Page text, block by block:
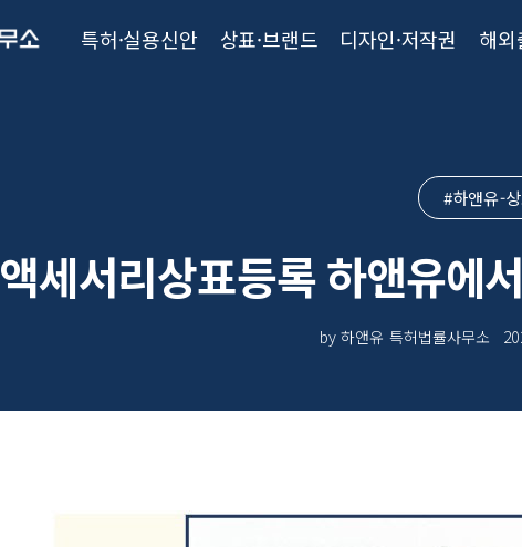
특허·실용신안 상표·브랜드 디자인·저작권 해외
#하앤유-
액세서리상표등록 하앤유에
by 하앤유 특허법률사무소